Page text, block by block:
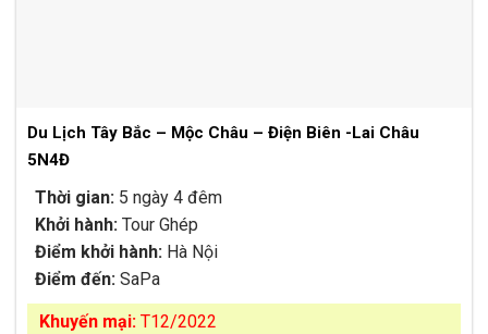
Du Lịch Tây Bắc – Mộc Châu – Điện Biên -Lai Châu
5N4Đ
Thời gian:5 ngày 4 đêm
Khởi hành:Tour Ghép
Điểm khởi hành:Hà Nội
Điểm đến:SaPa
Khuyến mại:T12/2022